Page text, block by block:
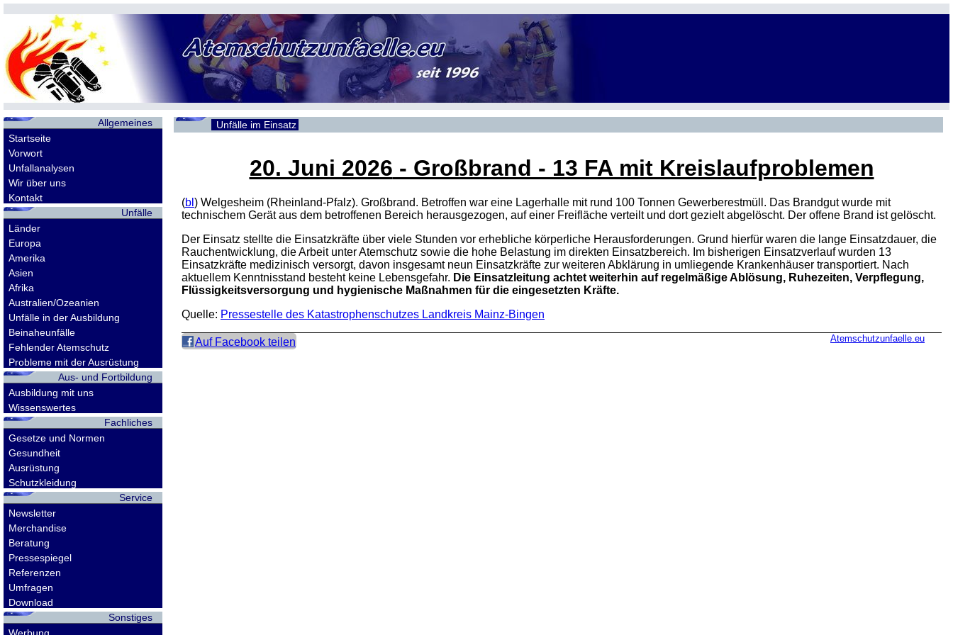
Allgemeines
Startseite
Vorwort
Unfallanalysen
Wir über uns
Kontakt
Unfälle
Länder
Europa
Amerika
Asien
Afrika
Australien/Ozeanien
Unfälle in der Ausbildung
Beinaheunfälle
Fehlender Atemschutz
Probleme mit der Ausrüstung
Aus- und Fortbildung
Ausbildung mit uns
Wissenswertes
Fachliches
Gesetze und Normen
Gesundheit
Ausrüstung
Schutzkleidung
Service
Newsletter
Merchandise
Beratung
Pressespiegel
Referenzen
Umfragen
Download
Sonstiges
Unfälle im Einsatz
20. Juni 2026 - Großbrand - 13 FA mit Kreislaufproblemen
(bl ) Welgesheim (Rheinland-Pfalz). Großbrand. Betroffen war eine Lagerhalle mit rund 100 Tonnen Gewerberestmüll. Das Brandgut wurde mit
technischem Gerät aus dem betroffenen Bereich herausgezogen, auf einer Freifläche verteilt und dort gezielt abgelöscht. Der offene Brand ist gelöscht.
Der Einsatz stellte die Einsatzkräfte über viele Stunden vor erhebliche körperliche Herausforderungen. Grund hierfür waren die lange Einsatzdauer, die
Rauchentwicklung, die Arbeit unter Atemschutz sowie die hohe Belastung im direkten Einsatzbereich. Im bisherigen Einsatzverlauf wurden 13
Einsatzkräfte medizinisch versorgt, davon insgesamt neun Einsatzkräfte zur weiteren Abklärung in umliegende Krankenhäuser transportiert. Nach
aktuellem Kenntnisstand besteht keine Lebensgefahr. Die Einsatzleitung achtet weiterhin auf regelmäßige Ablösung, Ruhezeiten, Verpflegung,
Flüssigkeitsversorgung und hygienische Maßnahmen für die eingesetzten Kräfte.
Quelle: Pressestelle des Katastrophenschutzes Landkreis Mainz-Bingen
Auf Facebook teilen Atemschutzunfaelle.eu